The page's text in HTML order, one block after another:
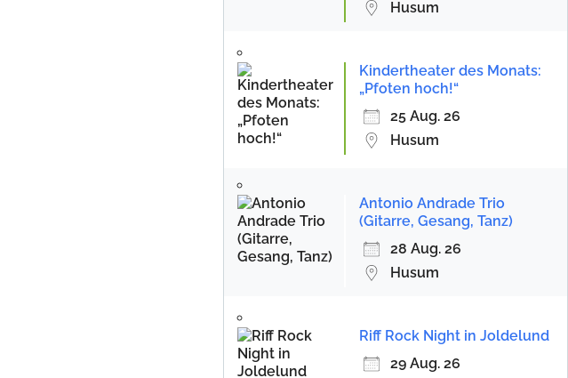
Husum
Kindertheater des Monats:
„Pfoten hoch!“
25 Aug. 26
Husum
Antonio Andrade Trio
(Gitarre, Gesang, Tanz)
28 Aug. 26
Husum
Riff Rock Night in Joldelund
29 Aug. 26